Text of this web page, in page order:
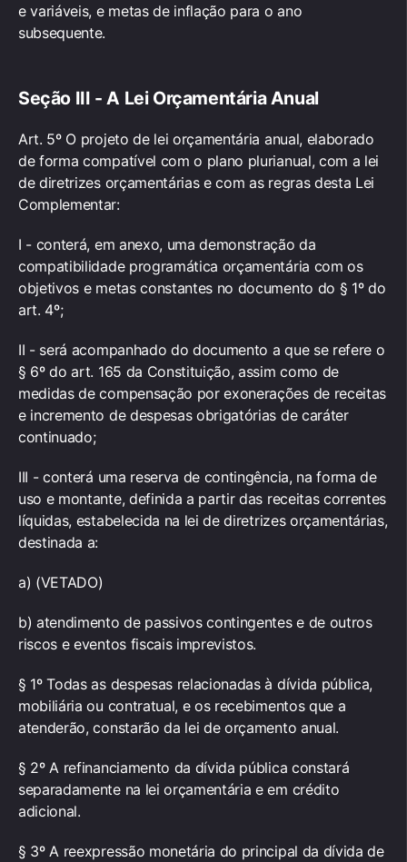
e variáveis, e metas de inflação para o ano
subsequente.
Seção III - A Lei Orçamentária Anual
Art. 5º O projeto de lei orçamentária anual, elaborado
de forma compatível com o plano plurianual, com a lei
de diretrizes orçamentárias e com as regras desta Lei
Complementar:
I - conterá, em anexo, uma demonstração da
compatibilidade programática orçamentária com os
objetivos e metas constantes no documento do § 1º do
art. 4º;
II - será acompanhado do documento a que se refere o
§ 6º do art. 165 da Constituição, assim como de
medidas de compensação por exonerações de receitas
e incremento de despesas obrigatórias de caráter
continuado;
III - conterá uma reserva de contingência, na forma de
uso e montante, definida a partir das receitas correntes
líquidas, estabelecida na lei de diretrizes orçamentárias,
destinada a:
a) (VETADO)
b) atendimento de passivos contingentes e de outros
riscos e eventos fiscais imprevistos.
§ 1º Todas as despesas relacionadas à dívida pública,
mobiliária ou contratual, e os recebimentos que a
atenderão, constarão da lei de orçamento anual.
§ 2º A refinanciamento da dívida pública constará
separadamente na lei orçamentária e em crédito
adicional.
§ 3º A reexpressão monetária do principal da dívida de